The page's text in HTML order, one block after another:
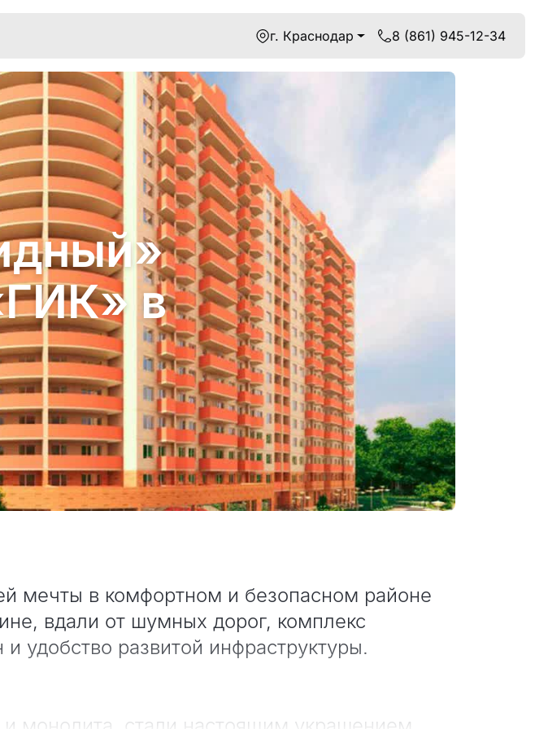
г. Краснодар 8 (861) 945-12-34
в
мечты в комфортном и безопасном районе
вдали от шумных дорог, комплекс
удобство развитой инфраструктуры.